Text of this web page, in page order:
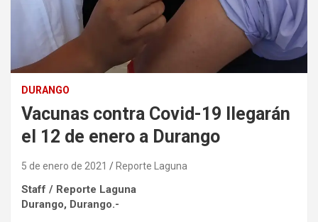
DURANGO
Vacunas contra Covid-19 llegarán
el 12 de enero a Durango
5 de enero de 2021 Reporte Laguna
Staff / Reporte Laguna
Durango, Durango.-